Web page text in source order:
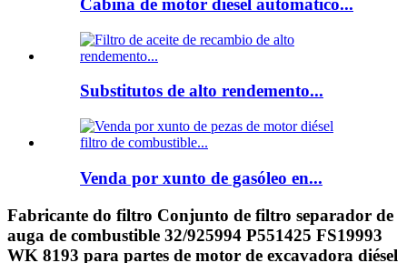
Cabina de motor diésel automático...
Substitutos de alto rendemento...
Venda por xunto de gasóleo en...
Fabricante do filtro Conjunto de filtro separador de
auga de combustible 32/925994 P551425 FS19993
WK 8193 para partes de motor de excavadora diésel